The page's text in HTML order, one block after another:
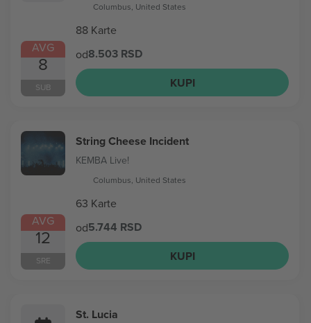
AVG
8
SUB
Columbus, United States
88 Karte
od8.503 RSD
KUPI
AVG
12
SRE
String Cheese Incident
KEMBA Live!
Columbus, United States
63 Karte
od5.744 RSD
KUPI
St. Lucia